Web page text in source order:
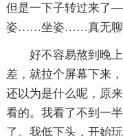
但是一下子转过来
姿……坐姿……真无聊
好不容易熬到晚
差，就拉个屏幕下来
还以为是什么呢，原
看的。我看了不到一
了。我低下头，开始